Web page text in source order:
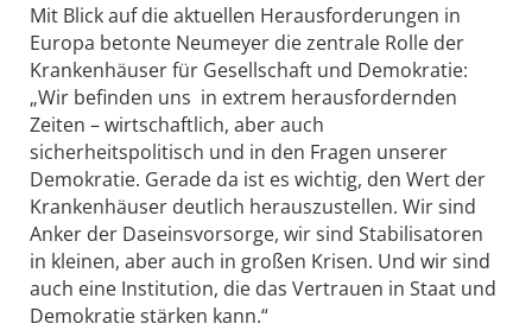
Mit Blick auf die aktuellen Herausforderungen in
Europa betonte Neumeyer die zentrale Rolle der
Krankenhäuser für Gesellschaft und Demokratie:
„Wir befinden uns in extrem herausfordernden
Zeiten – wirtschaftlich, aber auch
sicherheitspolitisch und in den Fragen unserer
Demokratie. Gerade da ist es wichtig, den Wert der
Krankenhäuser deutlich herauszustellen. Wir sind
Anker der Daseinsvorsorge, wir sind Stabilisatoren
in kleinen, aber auch in großen Krisen. Und wir sind
auch eine Institution, die das Vertrauen in Staat und
Demokratie stärken kann.“